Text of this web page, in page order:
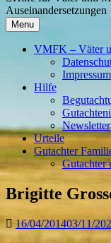
Auseinandersetzungen
Menu
VMFK – Väter
Impressum
Hilfe
Newsletter
Urteile
Gutachter
Gutachter
Brigitte
16/04/201403/11/